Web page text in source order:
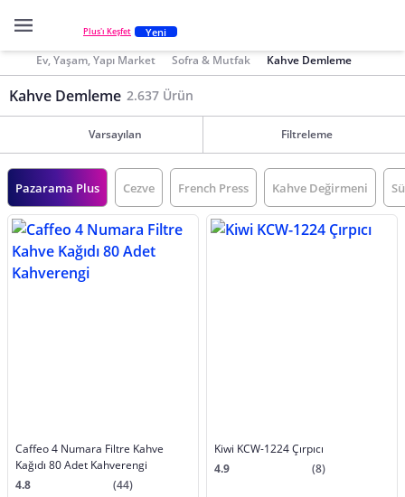
Plus'ı Keşfet Yeni
Ev, Yaşam, Yapı Market Sofra & Mutfak Kahve Demleme
Kahve Demleme 2.637 Ürün
Varsayılan Filtreleme
Pazarama Plus Cezve French Press Kahve Değirmeni
Caffeo 4 Numara Filtre Kahve
Kağıdı 80 Adet Kahverengi
4.8
(44)
Kiwi KCW-1224 Çırpıcı
4.9
(8)